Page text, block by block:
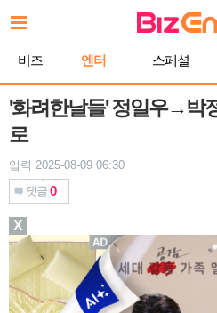
문
비즈 엔터 스페셜
'화려한날들' 정일우→박
로
입력 2025-08-09 06:30
댓글 0
X